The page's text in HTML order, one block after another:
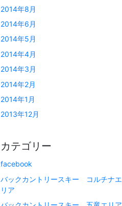
2014年8月
2014年6月
2014年5月
2014年4月
2014年3月
2014年2月
2014年1月
2013年12月
カテゴリー
facebook
バックカントリースキー コルチナエ
リア